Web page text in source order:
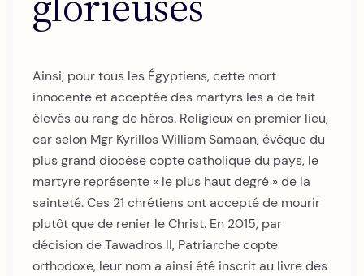
Ainsi, pour tous les Égyptiens, cette mort
innocente et acceptée des martyrs les a de fait
élevés au rang de héros. Religieux en premier lieu,
car selon Mgr Kyrillos William Samaan, évêque du
plus grand diocèse copte catholique du pays, le
martyre représente « le plus haut degré » de la
sainteté. Ces 21 chrétiens ont accepté de mourir
plutôt que de renier le Christ. En 2015, par
décision de Tawadros II, Patriarche copte
orthodoxe, leur nom a ainsi été inscrit au livre des